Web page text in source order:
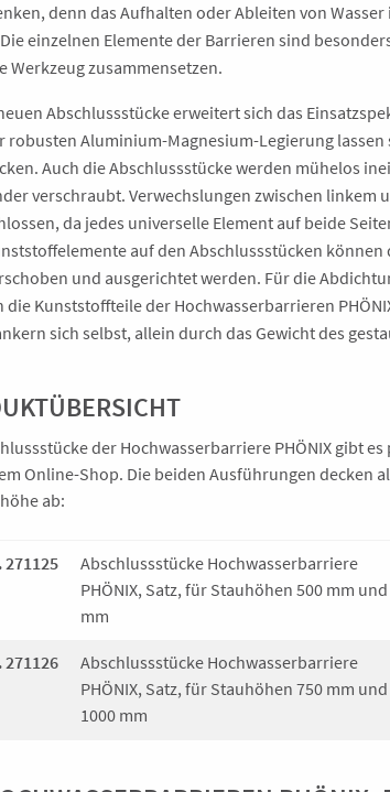
denn das Aufhalten oder Ableiten von
einzelnen Elemente der Barrieren sind
Werkzeug zusammensetzen.
Abschlussstücke erweitert sich das
robusten Aluminium-Magnesium-Legierung lassen
Auch die Abschlussstücke werden mühelos
verschraubt. Verwechslungen zwischen linkem
da jedes universelle Element auf beide
auf den Abschlussstücken
und ausgerichtet werden. Für die
die Kunststoffteile der Hochwasserbarrieren
sich selbst, allein durch das Gewicht des
der Hochwasserbarriere PHÖNIX gibt
Online-Shop. Die beiden Ausführungen decken
ab:
271125
Abschlussstücke Hochwasserbarriere
PHÖNIX, Satz, für Stauhöhen 500 mm
mm
271126
Abschlussstücke Hochwasserbarriere
PHÖNIX, Satz, für Stauhöhen 750 mm und
1000 mm